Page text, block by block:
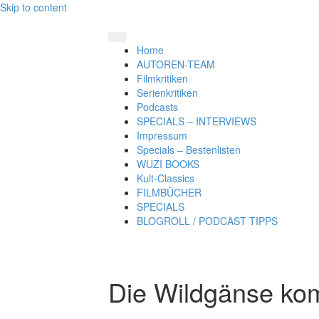
Skip to content
Home
AUTOREN-TEAM
Filmkritiken
Serienkritiken
Podcasts
SPECIALS – INTERVIEWS
Impressum
Specials – Bestenlisten
WUZI BOOKS
Kult-Classics
FILMBÜCHER
SPECIALS
BLOGROLL / PODCAST TIPPS
Die Wildgänse